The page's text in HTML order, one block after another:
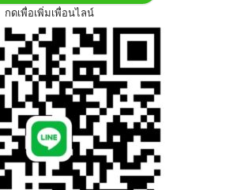
กดเพื่อเพิ่มเพื่อนไลน์